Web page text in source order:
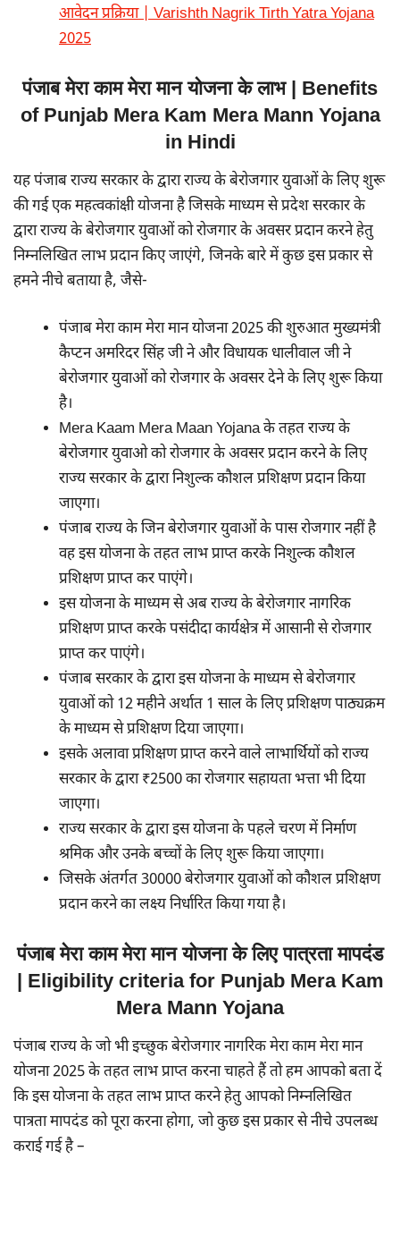
आवेदन प्रक्रिया | Varishth Nagrik Tirth Yatra Yojana
2025
पंजाब मेरा काम मेरा मान योजना के लाभ | Benefits
of Punjab Mera Kam Mera Mann Yojana
in Hindi
यह पंजाब राज्य सरकार के द्वारा राज्य के बेरोजगार युवाओं के लिए शुरू
की गई एक महत्वकांक्षी योजना है जिसके माध्यम से प्रदेश सरकार के
द्वारा राज्य के बेरोजगार युवाओं को रोजगार के अवसर प्रदान करने हेतु
निम्नलिखित लाभ प्रदान किए जाएंगे, जिनके बारे में कुछ इस प्रकार से
हमने नीचे बताया है, जैसे-
पंजाब मेरा काम मेरा मान योजना 2025 की शुरुआत मुख्यमंत्री
कैप्टन अमरिदर सिंह जी ने और विधायक धालीवाल जी ने
बेरोजगार युवाओं को रोजगार के अवसर देने के लिए शुरू किया
है।
Mera Kaam Mera Maan Yojana के तहत राज्य के
बेरोजगार युवाओ को रोजगार के अवसर प्रदान करने के लिए
राज्य सरकार के द्वारा निशुल्क कौशल प्रशिक्षण प्रदान किया
जाएगा।
पंजाब राज्य के जिन बेरोजगार युवाओं के पास रोजगार नहीं है
वह इस योजना के तहत लाभ प्राप्त करके निशुल्क कौशल
प्रशिक्षण प्राप्त कर पाएंगे।
इस योजना के माध्यम से अब राज्य के बेरोजगार नागरिक
प्रशिक्षण प्राप्त करके पसंदीदा कार्यक्षेत्र में आसानी से रोजगार
प्राप्त कर पाएंगे।
पंजाब सरकार के द्वारा इस योजना के माध्यम से बेरोजगार
युवाओं को 12 महीने अर्थात 1 साल के लिए प्रशिक्षण पाठ्यक्रम
के माध्यम से प्रशिक्षण दिया जाएगा।
इसके अलावा प्रशिक्षण प्राप्त करने वाले लाभार्थियों को राज्य
सरकार के द्वारा ₹2500 का रोजगार सहायता भत्ता भी दिया
जाएगा।
राज्य सरकार के द्वारा इस योजना के पहले चरण में निर्माण
श्रमिक और उनके बच्चों के लिए शुरू किया जाएगा।
जिसके अंतर्गत 30000 बेरोजगार युवाओं को कौशल प्रशिक्षण
प्रदान करने का लक्ष्य निर्धारित किया गया है।
पंजाब मेरा काम मेरा मान योजना के लिए पात्रता मापदंड
| Eligibility criteria for Punjab Mera Kam
Mera Mann Yojana
पंजाब राज्य के जो भी इच्छुक बेरोजगार नागरिक मेरा काम मेरा मान
योजना 2025 के तहत लाभ प्राप्त करना चाहते हैं तो हम आपको बता दें
कि इस योजना के तहत लाभ प्राप्त करने हेतु आपको निम्नलिखित
पात्रता मापदंड को पूरा करना होगा, जो कुछ इस प्रकार से नीचे उपलब्ध
कराई गई है –